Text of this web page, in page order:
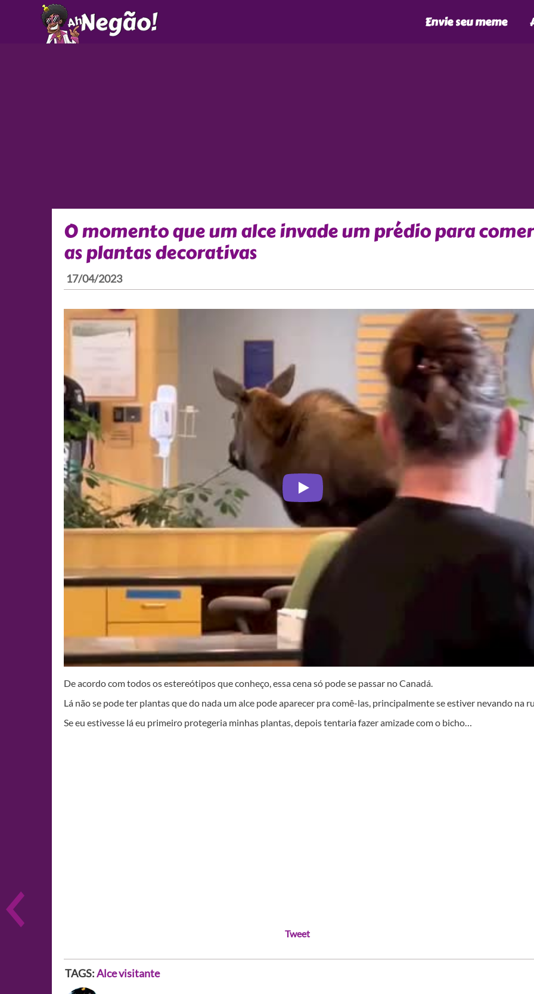
Envie seu meme
O momento que um alce invade um prédio para comer
as plantas decorativas
17/04/2023
De acordo com todos os estereótipos que conheço, essa cena só pode se passar no Canadá.
Lá não se pode ter plantas que do nada um alce pode aparecer pra comê-las, principalmente se estiver nevando na
Se eu estivesse lá eu primeiro protegeria minhas plantas, depois tentaria fazer amizade com o bicho…
Tweet
TAGS:Alce visitante